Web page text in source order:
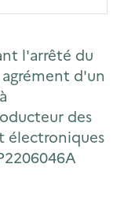
l'arrêté du
d'un
des
électroniques